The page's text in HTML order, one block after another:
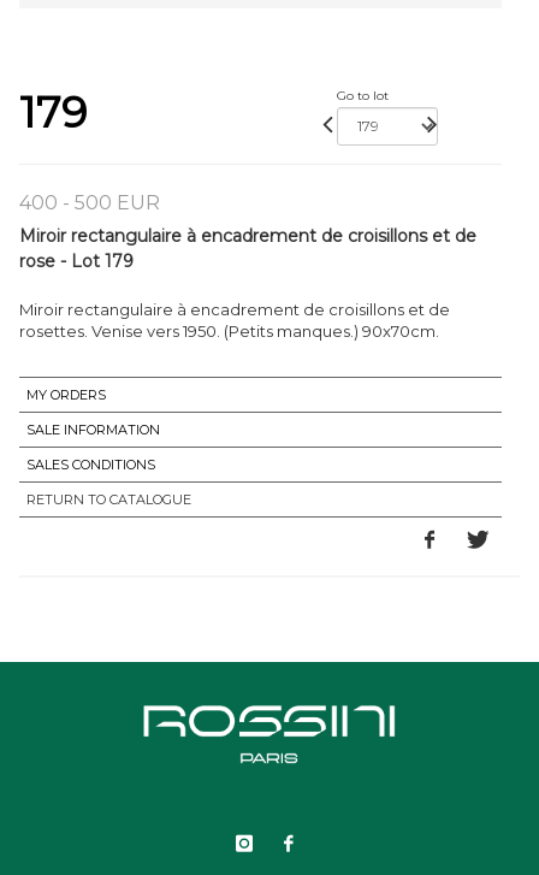
179 Go to lot
400 - 500 EUR
Miroir rectangulaire à encadrement de croisillons et de
rose - Lot 179
Miroir rectangulaire à encadrement de croisillons et de
rosettes. Venise vers 1950. (Petits manques.) 90x70cm.
MY ORDERS
SALE INFORMATION
SALES CONDITIONS
RETURN TO CATALOGUE